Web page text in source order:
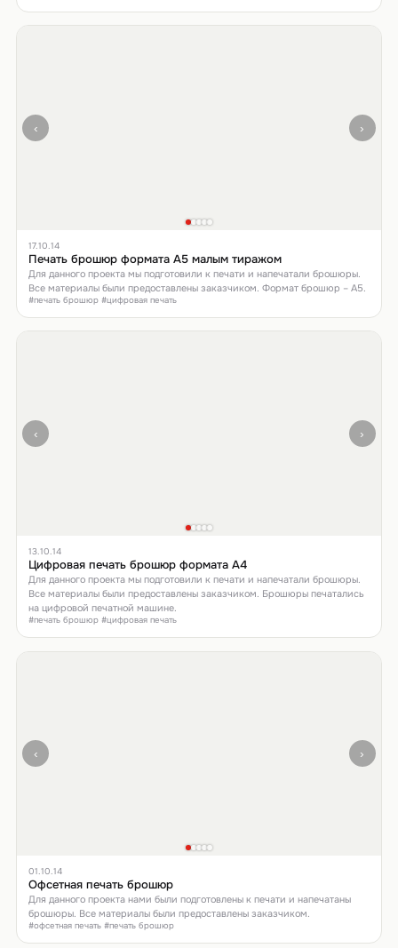
‹ ›
17.10.14
Печать брошюр формата А5 малым тиражом
Для данного проекта мы подготовили к печати и напечатали брошюры.
Все материалы были предоставлены заказчиком. Формат брошюр – А5.
#печать брошюр #цифровая печать
‹ ›
13.10.14
Цифровая печать брошюр формата А4
Для данного проекта мы подготовили к печати и напечатали брошюры.
Все материалы были предоставлены заказчиком. Брошюры печатались
на цифровой печатной машине.
#печать брошюр #цифровая печать
‹ ›
01.10.14
Офсетная печать брошюр
Для данного проекта нами были подготовлены к печати и напечатаны
брошюры. Все материалы были предоставлены заказчиком.
#офсетная печать #печать брошюр